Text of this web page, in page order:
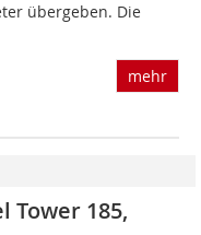
übergeben. Die
mehr
Tower 185,